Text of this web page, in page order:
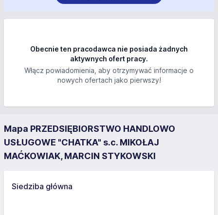
Obecnie ten pracodawca nie posiada żadnych
aktywnych ofert pracy.
Włącz powiadomienia, aby otrzymywać informacje o
nowych ofertach jako pierwszy!
Mapa PRZEDSIĘBIORSTWO HANDLOWO
USŁUGOWE "CHATKA" s.c. MIKOŁAJ
MAĆKOWIAK, MARCIN STYKOWSKI
Siedziba główna